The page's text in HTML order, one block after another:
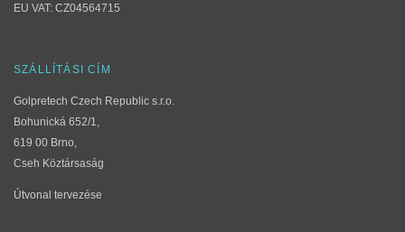
EU VAT: CZ04564715
SZÁLLÍTÁSI CÍM
Golpretech Czech Republic s.r.o.
Bohunická 652/1,
619 00 Brno,
Cseh Köztársaság
Útvonal tervezése